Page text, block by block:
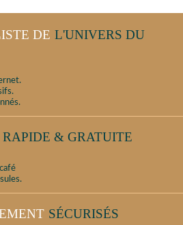
DE L'UNIVERS DU
RAPIDE & GRATUITE
SÉCURISÉS